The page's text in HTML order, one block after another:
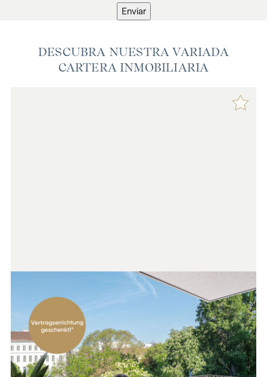
Enviar
DESCUBRA NUESTRA VARIADA
CARTERA INMOBILIARIA